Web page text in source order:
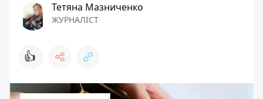
Тетяна Мазниченко
ЖУРНАЛІСТ
👍